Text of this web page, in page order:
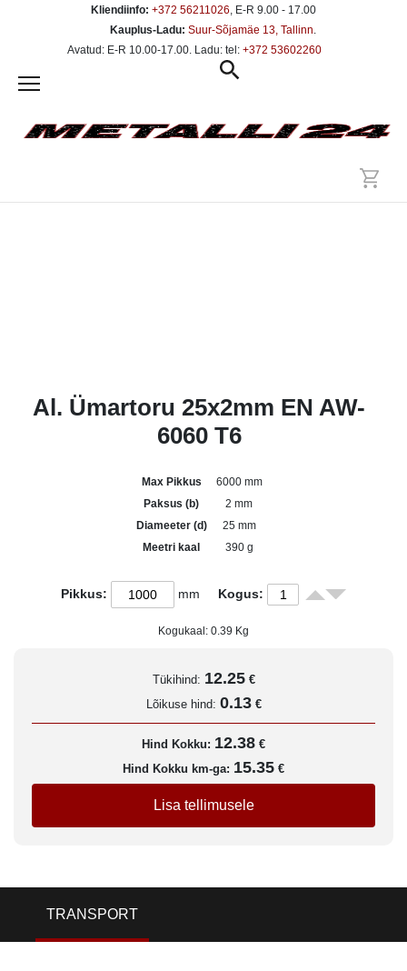
Kliendiinfo: +372 56211026, E-R 9.00 - 17.00
Kauplus-Ladu: Suur-Sõjamäe 13, Tallinn.
Avatud: E-R 10.00-17.00. Ladu: tel: +372 53602260
Al. Ümartoru 25x2mm EN AW-
6060 T6
Max Pikkus
6000 mm
Paksus (b)
2 mm
Diameeter (d)
25 mm
Meetri kaal
390 g
Pikkus: mm Kogus:
Kogukaal: 0.39 Kg
Tükihind: 12.25 €
Lõikuse hind: 0.13 €
Hind Kokku: 12.38 €
Hind Kokku km-ga: 15.35 €
Lisa tellimusele
TRANSPORT